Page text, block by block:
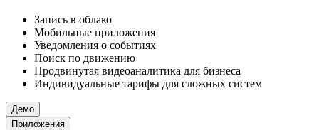
Запись в облако
Мобильные приложения
Уведомления о событиях
Поиск по движению
Продвинутая видеоаналитика для бизнеса
Индивидуальные тарифы для сложных систем
Демо
Приложения